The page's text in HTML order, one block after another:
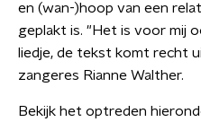
en (wan-)hoop van een
geplakt is. "Het is voor mij
liedje, de tekst komt recht
zangeres Rianne Walther.
Bekijk het optreden